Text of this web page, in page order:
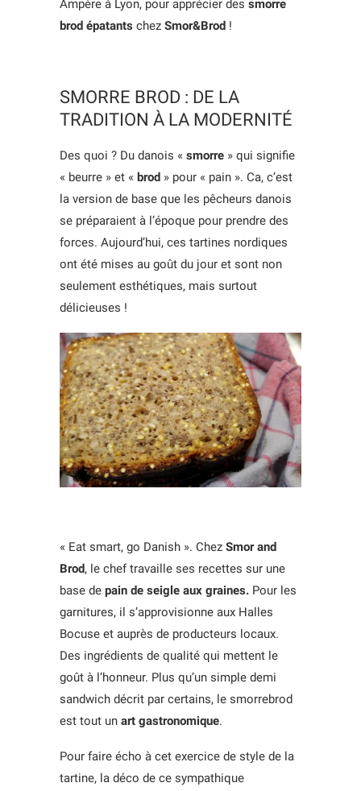
Ampère à Lyon, pour apprécier des smorre
brod épatants chez Smor&Brod !
SMORRE BROD : DE LA
TRADITION À LA MODERNITÉ
Des quoi ? Du danois « smorre » qui signifie
« beurre » et « brod » pour « pain ». Ca, c’est
la version de base que les pêcheurs danois
se préparaient à l’époque pour prendre des
forces. Aujourd’hui, ces tartines nordiques
ont été mises au goût du jour et sont non
seulement esthétiques, mais surtout
délicieuses !
« Eat smart, go Danish ». Chez Smor and
Brod, le chef travaille ses recettes sur une
base de pain de seigle aux graines. Pour les
garnitures, il s’approvisionne aux Halles
Bocuse et auprès de producteurs locaux.
Des ingrédients de qualité qui mettent le
goût à l’honneur. Plus qu’un simple demi
sandwich décrit par certains, le smorrebrod
est tout un art gastronomique.
Pour faire écho à cet exercice de style de la
tartine, la déco de ce sympathique